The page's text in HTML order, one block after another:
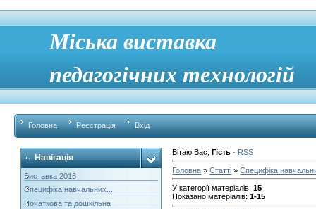
Міська виставка
педагогічних технологій
Головна Реєстрація Вхід
Навігація
Виставка 2016
Cпецифіка навчальних...
Початкова та дошкільна
Вітаю Вас ,Гість · RSS
Головна »Статті »Специфіка
У категорії матеріалів:15
Показано матеріалів:1-15